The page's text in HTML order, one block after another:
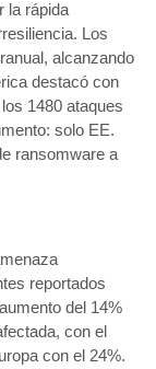
la rápida
Los
alcanzando
destacó con
1480 ataques
solo EE.
ransomware a
reportados
del 14%
con el
con el 24%.